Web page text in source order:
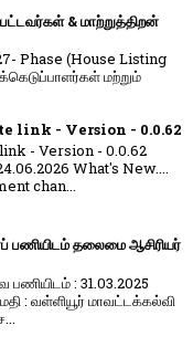
& மாற்றுத்திறன்
Phase (House Listing
மற்றும்
link - Version - 0.0.62
- Version - 0.0.62
What's New....
chan...
பணியிடம் தலைமை ஆசிரியர்
: 31.03.2025
: வள்ளியூர் மாவட்டக்கல்வி